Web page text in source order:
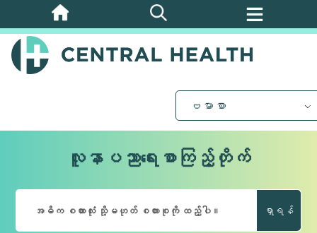
အဓိက
အကြောင်းအရာ
သို့
ဗမာစာ
လူနာပညာရေးစာကြည့်တိုက်
ရှာရန်